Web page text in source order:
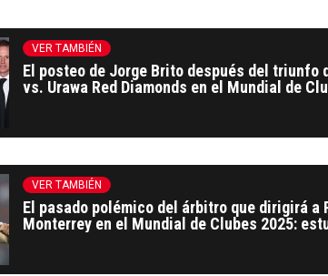
VER TAMBIÉN
El posteo de Jorge Brito después del triunfo
vs. Urawa Red Diamonds en el Mundial de
VER TAMBIÉN
El pasado polémico del árbitro que dirigirá a
Monterrey en el Mundial de Clubes 2025: